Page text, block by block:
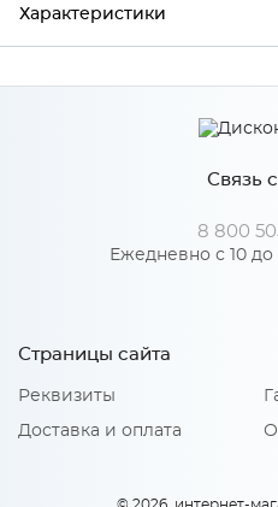
Характеристики
Ширина
Связь
8 800
Ежедневно с 10 до
Страницы сайта
Реквизиты
Доставка и оплата